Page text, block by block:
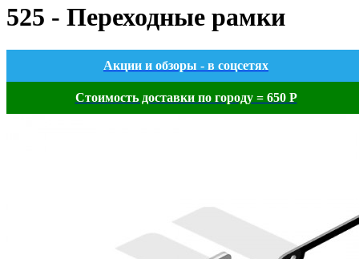
525 - Переходные рамки
Акции и обзоры - в соцсетях
Стоимость доставки по городу = 650 Р